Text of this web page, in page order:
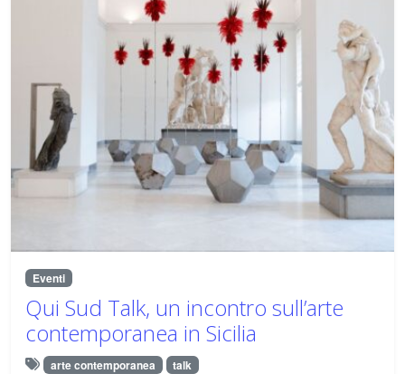
Eventi
Qui Sud Talk, un incontro sull’arte
contemporanea in Sicilia
arte contemporanea talk